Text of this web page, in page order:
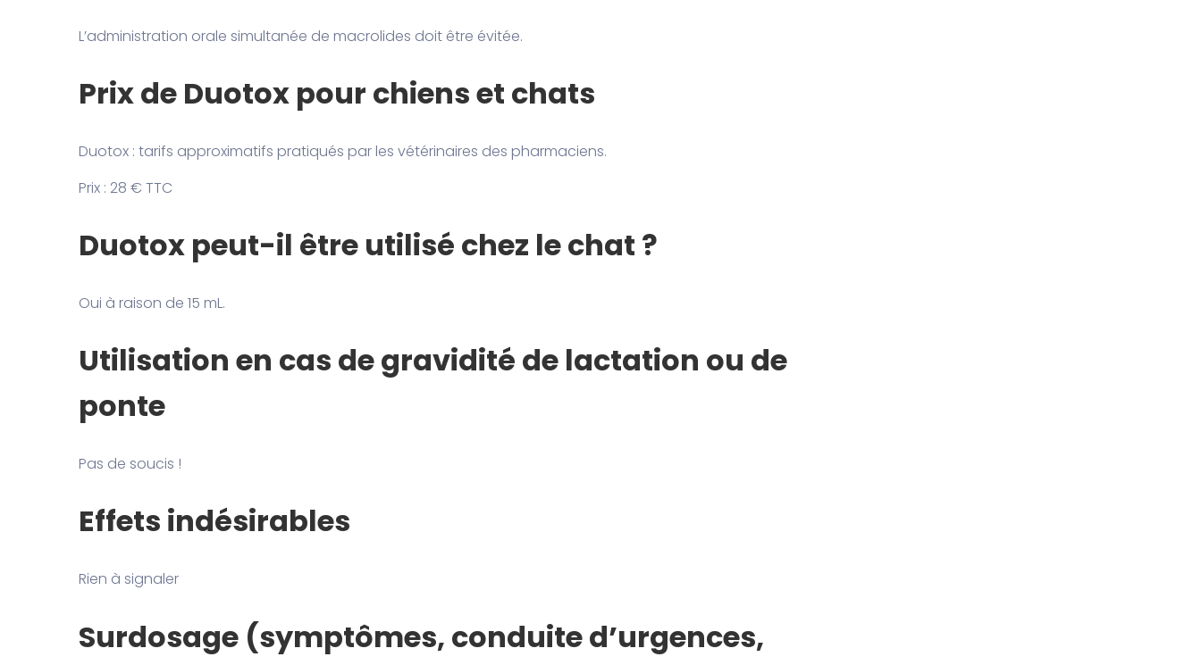
L’administration orale simultanée de macrolides doit être évitée.
Prix de Duotox pour chiens et chats
Duotox : tarifs approximatifs pratiqués par les vétérinaires des pharmaciens.
Prix : 28 € TTC
Duotox peut-il être utilisé chez le chat ?
Oui à raison de 15 mL.
Utilisation en cas de gravidité de lactation ou de
ponte
Pas de soucis !
Effets indésirables
Rien à signaler
Surdosage (symptômes, conduite d’urgences,